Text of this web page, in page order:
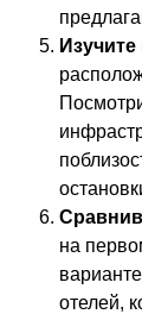
Изучите
на
отелей,